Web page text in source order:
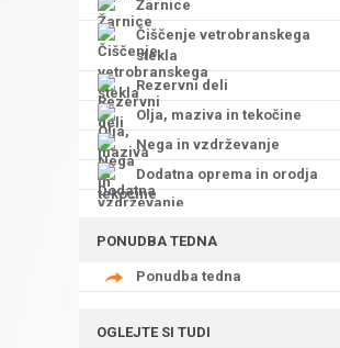
Žarnice
Čiščenje vetrobranskega
stekla
Rezervni deli
Olja, maziva in tekočine
Nega in vzdrževanje
Dodatna oprema in orodja
PONUDBA TEDNA
Ponudba tedna
OGLEJTE SI TUDI